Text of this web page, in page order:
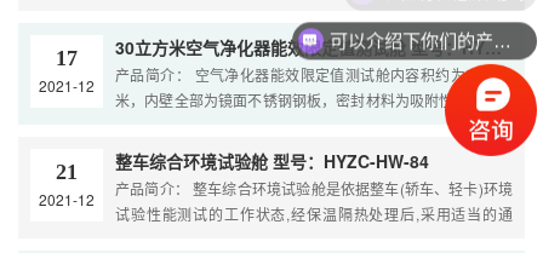
17
2021-12
30立方米空气净化器能效限定值测试舱 型号：HYQW-3B
产品简介： 空气净化器能效限定值测试舱内容积约为30立方
米，内壁全部为镜面不锈钢钢板，密封材料为吸附性小的聚四
F乙烯条及进口硅酮密封胶。舱内的空气净化系统安装了多功
能空气滤清器既能去除颗粒物，又能清 ...
21
2021-12
整车综合环境试验舱 型号：HYZC-HW-84
产品简介： 整车综合环境试验舱是依据整车(轿车、轻卡)环境
试验性能测试的工作状态,经保温隔热处理后,采用适当的通